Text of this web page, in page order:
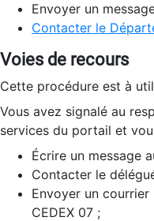
Envoyer un
Contacter le
Voies de recours
Cette procédure est à
Vous avez signalé au
services du portail et
Écrire un message
Contacter le
Envoyer un
CEDEX 07 ;